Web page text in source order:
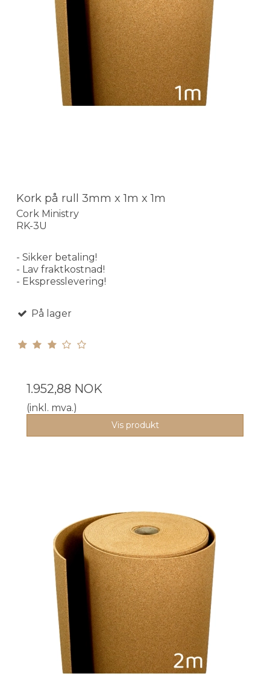
Kork på rull 3mm x 1m x 1m
Cork Ministry
RK-3U
- Sikker betaling!
- Lav fraktkostnad!
- Ekspresslevering!
På lager
1.952,88 NOK
(inkl. mva.)
Vis produkt